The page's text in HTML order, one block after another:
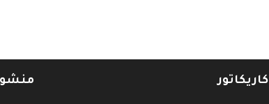
كاريكاتور